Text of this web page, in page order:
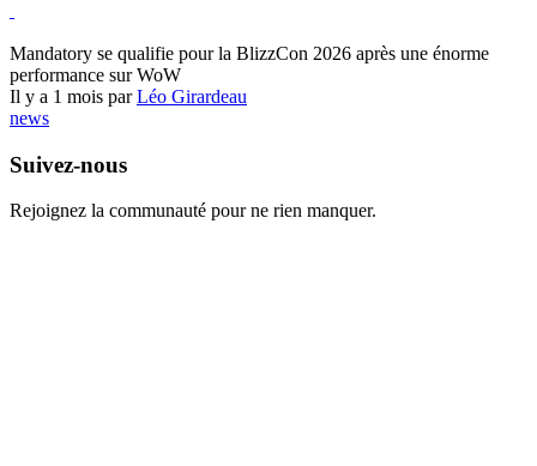
Mandatory se qualifie pour la BlizzCon 2026 après une énorme
performance sur WoW
Il y a 1 mois parLéo Girardeau
news
Suivez-nous
Rejoignez la communauté pour ne rien manquer.